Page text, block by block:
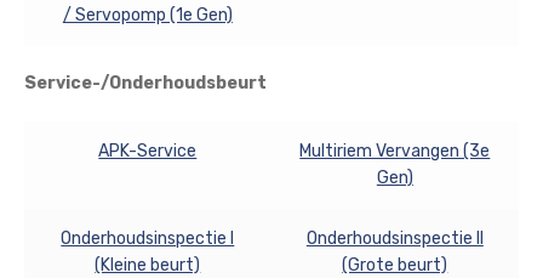
/ Servopomp (1e Gen)
Service-/Onderhoudsbeurt
APK-Service
Multiriem Vervangen (3e
Gen)
Onderhoudsinspectie I
(Kleine beurt)
Onderhoudsinspectie II
(Grote beurt)